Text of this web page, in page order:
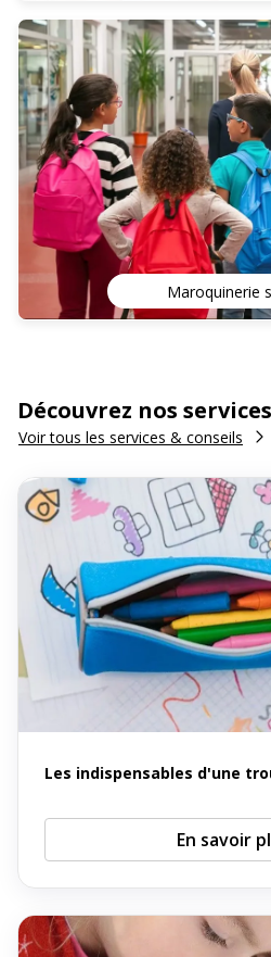
Maroquinerie
Découvrez nos
Voir tous les services & conseils
Les indispensables d'une
En savoir